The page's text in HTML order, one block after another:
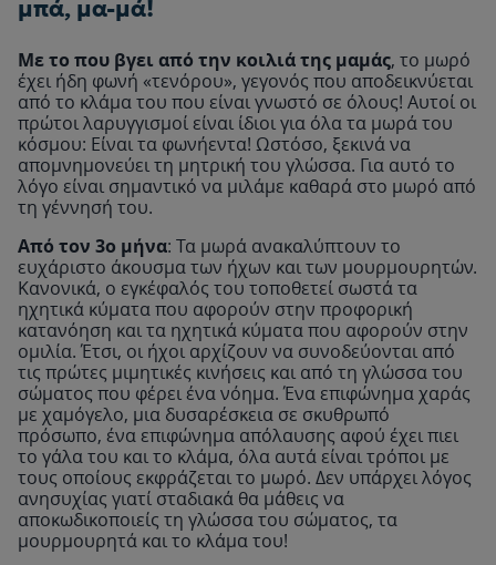
μπά, μα-μά!
Με το που βγει από την κοιλιά της μαμάς, το μωρό
έχει ήδη φωνή «τενόρου», γεγονός που αποδεικνύεται
από το κλάμα του που είναι γνωστό σε όλους! Αυτοί οι
πρώτοι λαρυγγισμοί είναι ίδιοι για όλα τα μωρά του
κόσμου: Είναι τα φωνήεντα! Ωστόσο, ξεκινά να
απομνημονεύει τη μητρική του γλώσσα. Για αυτό το
λόγο είναι σημαντικό να μιλάμε καθαρά στο μωρό από
τη γέννησή του.
Από τον 3ο μήνα: Τα μωρά ανακαλύπτουν το
ευχάριστο άκουσμα των ήχων και των μουρμουρητών.
Κανονικά, ο εγκέφαλός του τοποθετεί σωστά τα
ηχητικά κύματα που αφορούν στην προφορική
κατανόηση και τα ηχητικά κύματα που αφορούν στην
ομιλία. Έτσι, οι ήχοι αρχίζουν να συνοδεύονται από
τις πρώτες μιμητικές κινήσεις και από τη γλώσσα του
σώματος που φέρει ένα νόημα. Ένα επιφώνημα χαράς
με χαμόγελο, μια δυσαρέσκεια σε σκυθρωπό
πρόσωπο, ένα επιφώνημα απόλαυσης αφού έχει πιει
το γάλα του και το κλάμα, όλα αυτά είναι τρόποι με
τους οποίους εκφράζεται το μωρό. Δεν υπάρχει λόγος
ανησυχίας γιατί σταδιακά θα μάθεις να
αποκωδικοποιείς τη γλώσσα του σώματος, τα
μουρμουρητά και το κλάμα του!